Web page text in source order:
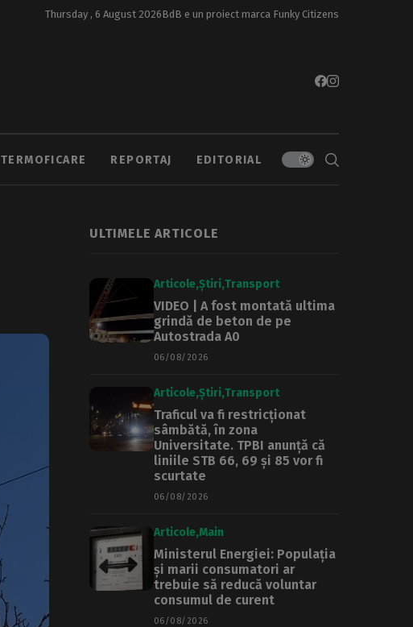
Thursday , 6 August 2026BdB e un proiect marca Funky Citizens
TERMOFICARE REPORTAJ EDITORIAL
ULTIMELE ARTICOLE
Articole Știri Transport
VIDEO | A fost montată ultima
grindă de beton de pe
Autostrada A0
06/08/2026
Articole Știri Transport
Traficul va fi restricționat
sâmbătă, în zona
Universitate. TPBI anunță că
liniile STB 66, 69 și 85 vor fi
scurtate
06/08/2026
Articole Main
Ministerul Energiei: Populația
și marii consumatori ar
trebuie să reducă voluntar
consumul de curent
06/08/2026